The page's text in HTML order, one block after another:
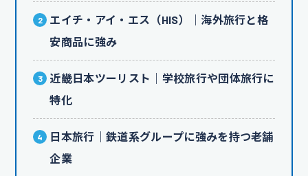
エイチ・アイ・エス（HIS）｜海外旅行と格
安商品に強み
近畿日本ツーリスト｜学校旅行や団体旅行に
特化
日本旅行｜鉄道系グループに強みを持つ老舗
企業